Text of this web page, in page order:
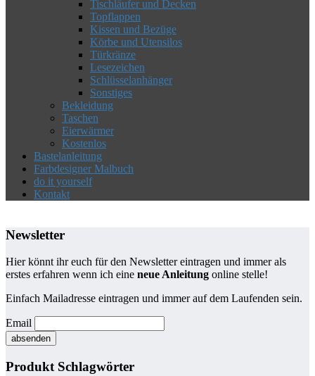
Tischläufer und Decken
Topflappen
Kissen und Bezüge
Körbe und Utensilos
Türkränze
Lesezeichen
Schlüsselanhänger
Sonstiges
Bekleidung
Taschen
Eierwärmer
Kostenlos
Bastelanleitung
Farbdesigner Malbuch
do it yourself
Kontakt
Newsletter
Hier könnt ihr euch für den Newsletter eintragen und immer als
erstes erfahren wenn ich eine neue Anleitung online stelle!
Einfach Mailadresse eintragen und immer auf dem Laufenden sein.
Email
Produkt Schlagwörter